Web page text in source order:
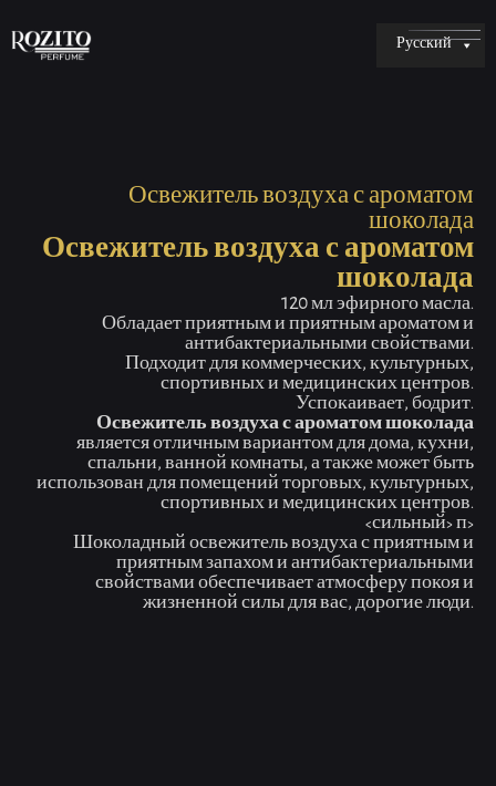
Русский
Освежитель воздуха с ароматом
шоколада
Освежитель воздуха с ароматом
шоколада
120 мл эфирного масла.
Обладает приятным и приятным ароматом и
антибактериальными свойствами.
Подходит для коммерческих, культурных,
спортивных и медицинских центров.
Успокаивает, бодрит.
Освежитель воздуха с ароматом шоколада
является отличным вариантом для дома, кухни,
спальни, ванной комнаты, а также может быть
использован для помещений торговых, культурных,
спортивных и медицинских центров.
<сильный> п>
Шоколадный освежитель воздуха с приятным и
приятным запахом и антибактериальными
свойствами обеспечивает атмосферу покоя и
жизненной силы для вас, дорогие люди.